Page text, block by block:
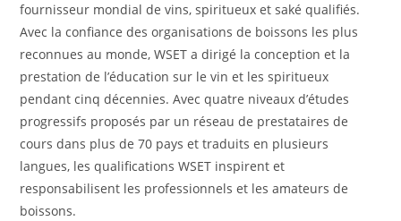
fournisseur mondial de vins, spiritueux et saké qualifiés.
Avec la confiance des organisations de boissons les plus
reconnues au monde, WSET a dirigé la conception et la
prestation de l’éducation sur le vin et les spiritueux
pendant cinq décennies. Avec quatre niveaux d’études
progressifs proposés par un réseau de prestataires de
cours dans plus de 70 pays et traduits en plusieurs
langues, les qualifications WSET inspirent et
responsabilisent les professionnels et les amateurs de
boissons.